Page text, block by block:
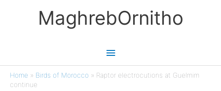
MaghrebOrnitho
Main
Menu
Home » Birds of Morocco » Raptor electrocutions at Guelmim
continue